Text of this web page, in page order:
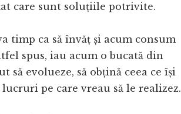
care sunt soluțiile potrivite.
timp ca să învăț și acum consum
spus, iau acum o bucată din
să evolueze, să obțină ceea ce își
pe care vreau să le realizez.